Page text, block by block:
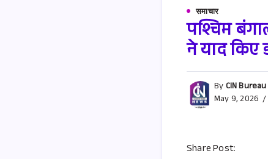
समाचार
पश्चिम
ने याद किए
ByCIN Bureau
May 9, 2026
Share Post: